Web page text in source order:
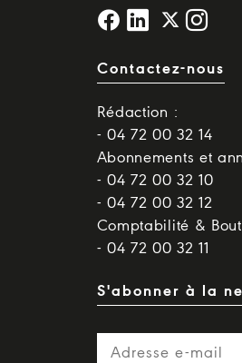
Contactez-nous
Rédaction :
- 04 72 00 32 14
Abonnements et
- 04 72 00 32 10
- 04 72 00 32 12
Comptabilité &
- 04 72 00 32 11
S'abonner à la